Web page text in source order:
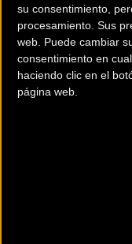
su consentimiento,
procesamiento. Sus
web. Puede cambiar
consentimiento en
haciendo clic en el
página web.
Noticias sin